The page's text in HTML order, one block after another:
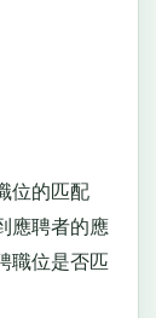
位的匹配
應聘者的應
職位是否匹